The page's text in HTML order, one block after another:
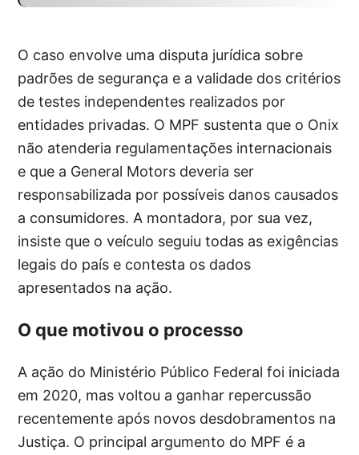
O caso envolve uma disputa jurídica sobre
padrões de segurança e a validade dos critérios
de testes independentes realizados por
entidades privadas. O MPF sustenta que o Onix
não atenderia regulamentações internacionais
e que a General Motors deveria ser
responsabilizada por possíveis danos causados
a consumidores. A montadora, por sua vez,
insiste que o veículo seguiu todas as exigências
legais do país e contesta os dados
apresentados na ação.
O que motivou o processo
A ação do Ministério Público Federal foi iniciada
em 2020, mas voltou a ganhar repercussão
recentemente após novos desdobramentos na
Justiça. O principal argumento do MPF é a